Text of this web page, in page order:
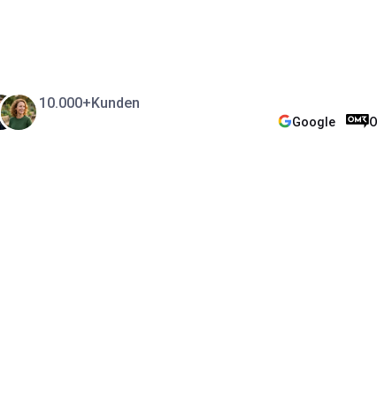
10.000+Kunden
Google